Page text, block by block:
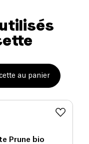
au panier
Prune bio